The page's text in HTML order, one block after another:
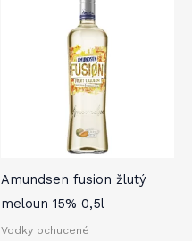
Amundsen fusion žlutý
meloun 15% 0,5l
Vodky ochucené